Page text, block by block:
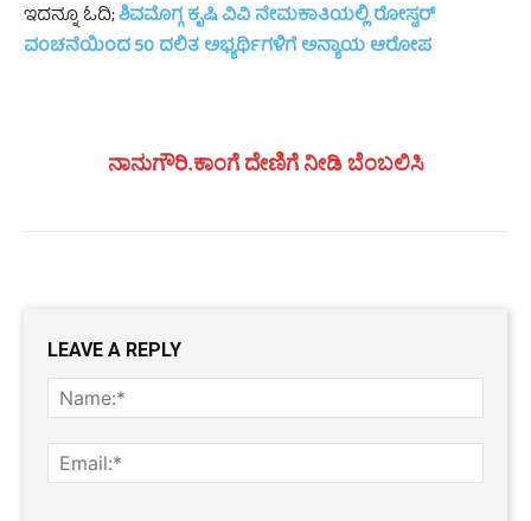
ಇದನ್ನೂ ಓದಿ;ಶಿವಮೊಗ್ಗ ಕೃಷಿ ವಿವಿ ನೇಮಕಾತಿಯಲ್ಲಿ ರೋಸ್ಟರ್
ವಂಚನೆಯಿಂದ 50 ದಲಿತ ಅಭ್ಯರ್ಥಿಗಳಿಗೆ ಅನ್ಯಾಯ ಆರೋಪ
ನಾನುಗೌರಿ.ಕಾಂಗೆ ದೇಣಿಗೆ ನೀಡಿ ಬೆಂಬಲಿಸಿ
LEAVE A REPLY